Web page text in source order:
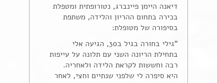
דיאנה היימן פיינברג, נטורופתית ומטפלת
בכירה בתחום ההריון והלידה, משתפת
בסיפורה של מטופלת:
"גילי בחורה בגיל ב30, הגיעה אלי
בתחילת הריונה השני עם תלונה על עייפות
רבה וחששות לקראת הלידה ולאחריה.
היא סיפרה לי שלפני שנתיים וחצי, לאחר